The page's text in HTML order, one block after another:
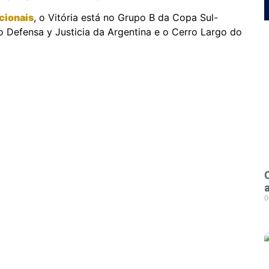
, o Vitória está no Grupo B da Copa Sul-
y Justicia da Argentina e o Cerro Largo do